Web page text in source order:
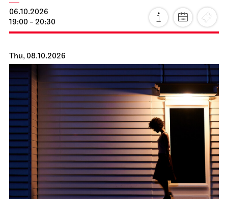
06.10.2026
19:00 - 20:30
Thu, 08.10.2026